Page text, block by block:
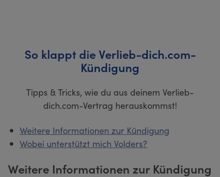
So klappt die Verlieb-dich.com-
Kündigung
Tipps & Tricks, wie du aus deinem Verlieb-
dich.com-Vertrag herauskommst!
Weitere Informationen zur Kündigung
Wobei unterstützt mich Volders?
Weitere Informationen zur Kündigung